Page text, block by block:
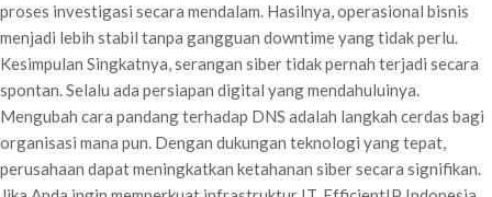
proses investigasi secara mendalam. Hasilnya, operasional bisnis
menjadi lebih stabil tanpa gangguan downtime yang tidak perlu.
Kesimpulan Singkatnya, serangan siber tidak pernah terjadi secara
spontan. Selalu ada persiapan digital yang mendahuluinya.
Mengubah cara pandang terhadap DNS adalah langkah cerdas bagi
organisasi mana pun. Dengan dukungan teknologi yang tepat,
perusahaan dapat meningkatkan ketahanan siber secara signifikan.